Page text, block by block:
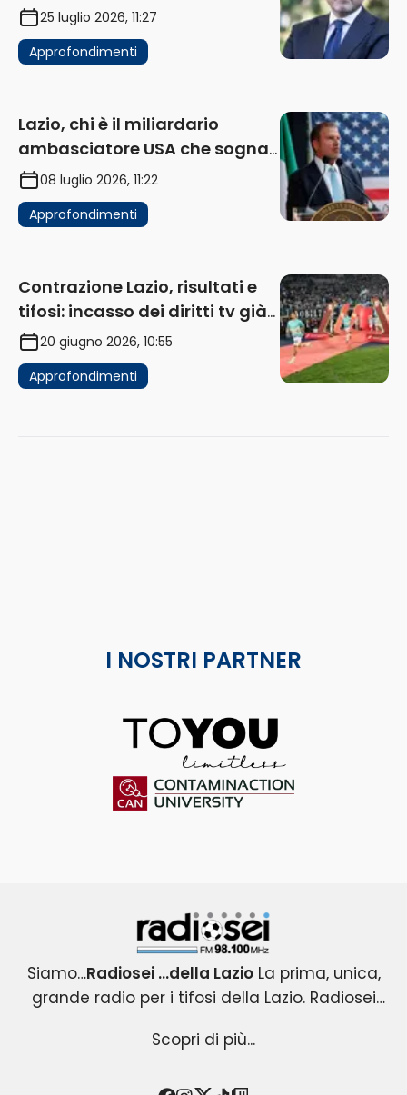
25 luglio 2026, 11:27
Approfondimenti
Lazio, chi è il miliardario
ambasciatore USA che sogna
di acquistare un club in Italia
08 luglio 2026, 11:22
Approfondimenti
Contrazione Lazio, risultati e
tifosi: incasso dei diritti tv già
in flessione
20 giugno 2026, 10:55
Approfondimenti
I NOSTRI PARTNER
ToYou
Radiosei 98.100 FM
Siamo…Radiosei …della LazioLa prima, unica,
grande radio per i tifosi della Lazio. Radiosei
diventa immediatamente la loro VOCE.
originale, che copre tutti gli eventi agonistici del
Scopri di più...